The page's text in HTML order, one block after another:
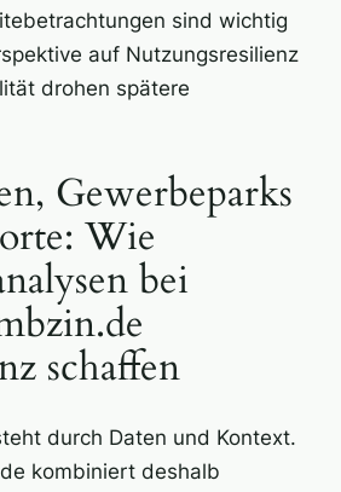
sind wichtig
auf Nutzungsresilienz
drohen spätere
Gewerbeparks
Wie
bei
schaffen
durch Daten und Kontext.
kombiniert deshalb